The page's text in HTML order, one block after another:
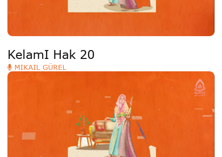
KelamI Hak 20
MIKAIL GÜREL